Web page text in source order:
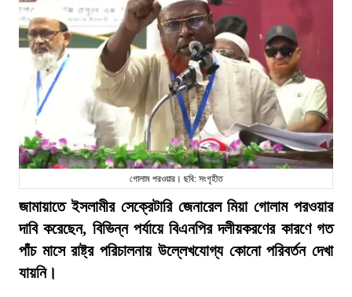
গোলাম পরওয়ার। ছবি: সংগৃহীত
জামায়াতে ইসলামীর সেক্রেটারি জেনারেল মিয়া গোলাম পরওয়ার
দাবি করেছেন, বিভিন্ন পর্যায়ে বিএনপির দলীয়করণের কারণে গত
পাঁচ মাসে রাষ্ট্র পরিচালনায় উল্লেখযোগ্য কোনো পরিবর্তন দেখা
যায়নি।